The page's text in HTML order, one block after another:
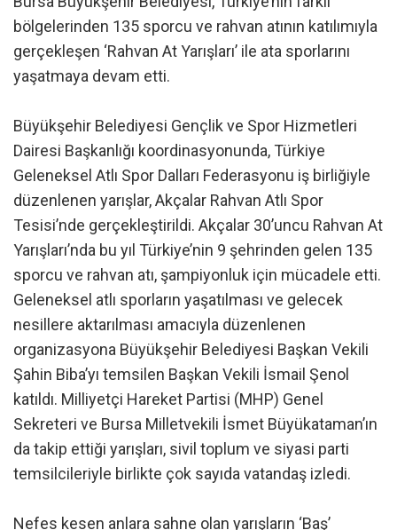
bölgelerinden 135 sporcu ve rahvan atının katılımıyla
gerçekleşen ‘Rahvan At Yarışları’ ile ata sporlarını
yaşatmaya devam etti.
Büyükşehir Belediyesi Gençlik ve Spor Hizmetleri
Dairesi Başkanlığı koordinasyonunda, Türkiye
Geleneksel Atlı Spor Dalları Federasyonu iş birliğiyle
düzenlenen yarışlar, Akçalar Rahvan Atlı Spor
Tesisi’nde gerçekleştirildi. Akçalar 30’uncu Rahvan At
Yarışları’nda bu yıl Türkiye’nin 9 şehrinden gelen 135
sporcu ve rahvan atı, şampiyonluk için mücadele etti.
Geleneksel atlı sporların yaşatılması ve gelecek
nesillere aktarılması amacıyla düzenlenen
organizasyona Büyükşehir Belediyesi Başkan Vekili
Şahin Biba’yı temsilen Başkan Vekili İsmail Şenol
katıldı. Milliyetçi Hareket Partisi (MHP) Genel
Sekreteri ve Bursa Milletvekili İsmet Büyükataman’ın
da takip ettiği yarışları, sivil toplum ve siyasi parti
temsilcileriyle birlikte çok sayıda vatandaş izledi.
Nefes kesen anlara sahne olan yarışların ‘Baş’